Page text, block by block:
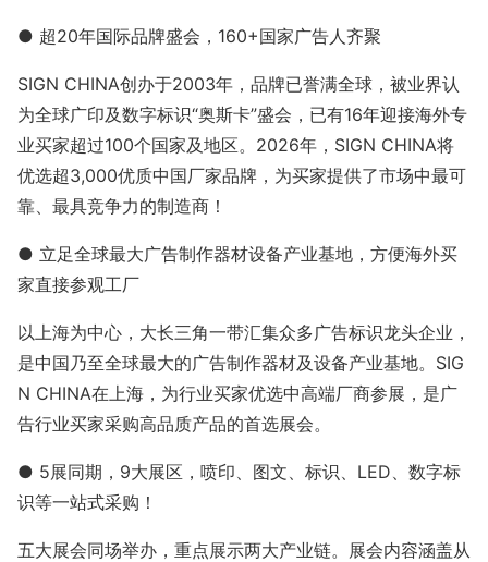
● 超20年国际品牌盛会，160+国家广告人齐聚
SIGN CHINA创办于2003年，品牌已誉满全球，被业界认
为全球广印及数字标识“奥斯卡”盛会，已有16年迎接海外专
业买家超过100个国家及地区。2026年，SIGN CHINA将
优选超3,000优质中国厂家品牌，为买家提供了市场中最可
靠、最具竞争力的制造商！
● 立足全球最大广告制作器材设备产业基地，方便海外买
家直接参观工厂
以上海为中心，大长三角一带汇集众多广告标识龙头企业，
是中国乃至全球最大的广告制作器材及设备产业基地。SIG
N CHINA在上海，为行业买家优选中高端厂商参展，是广
告行业买家采购高品质产品的首选展会。
● 5展同期，9大展区，喷印、图文、标识、LED、数字标
识等一站式采购！
五大展会同场举办，重点展示两大产业链。展会内容涵盖从